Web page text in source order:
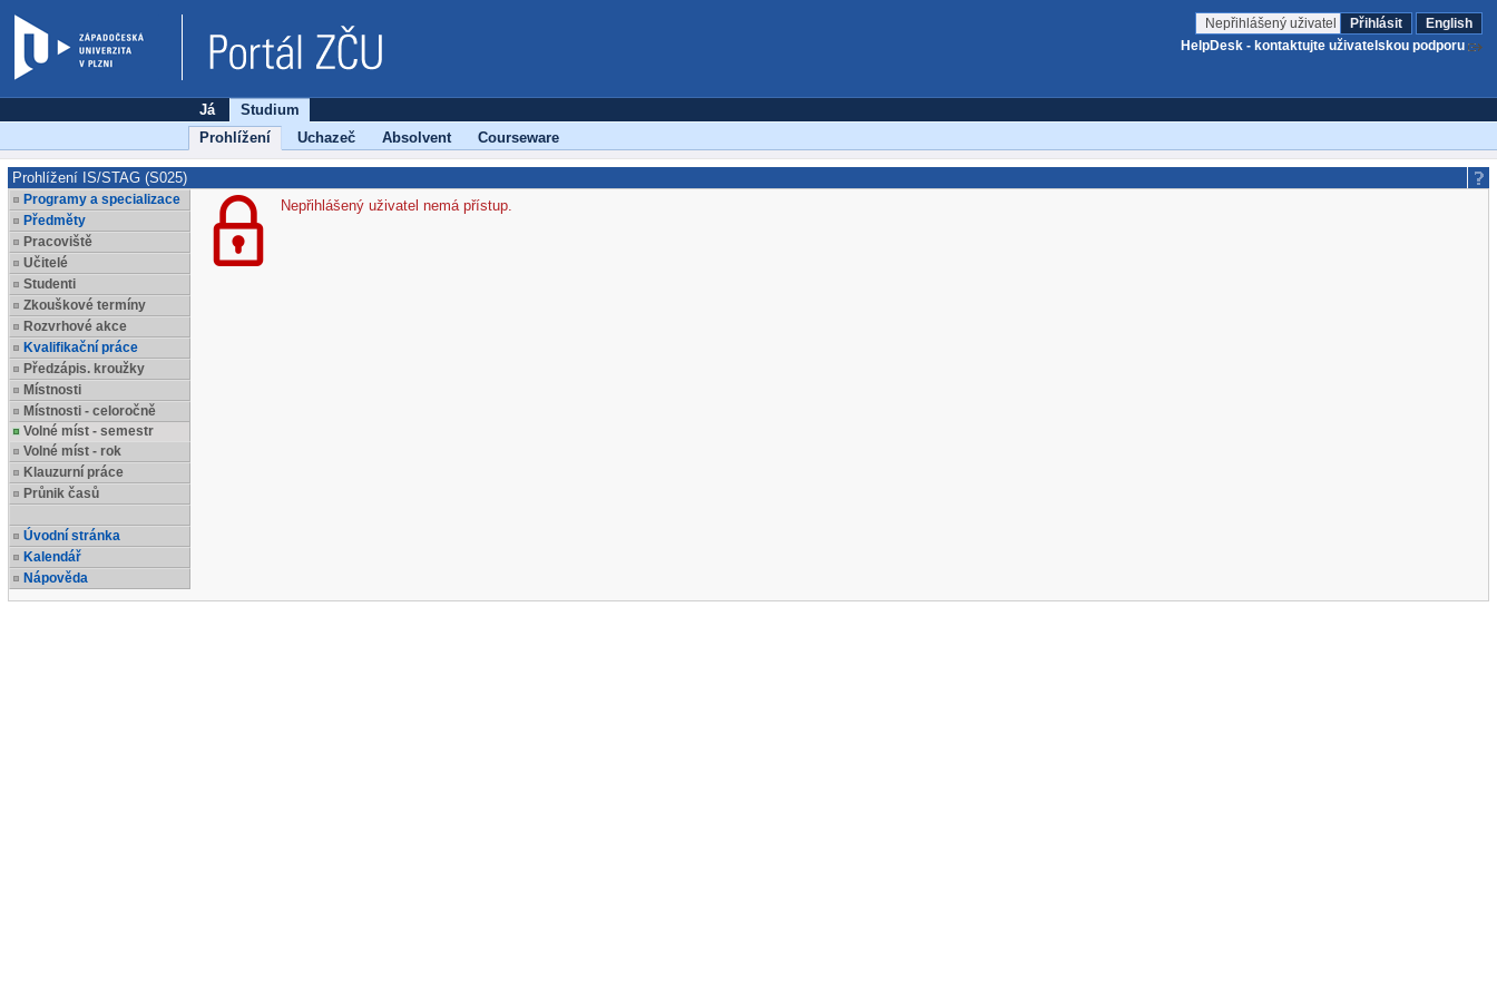
Nepřihlášený uživatel Přihlásit
English
HelpDesk - kontaktujte uživatelskou podporu
Já
Studium
Prohlížení
Uchazeč Absolvent Courseware
Prohlížení IS/STAG (S025)
Programy a specializace
Předměty
Pracoviště
Učitelé
Studenti
Zkouškové termíny
Rozvrhové akce
Kvalifikační práce
Předzápis. kroužky
Místnosti
Místnosti - celoročně
Volné míst - semestr
Volné míst - rok
Klauzurní práce
Průnik časů
Úvodní stránka
Kalendář
Nápověda
Nepřihlášený uživatel nemá přístup.